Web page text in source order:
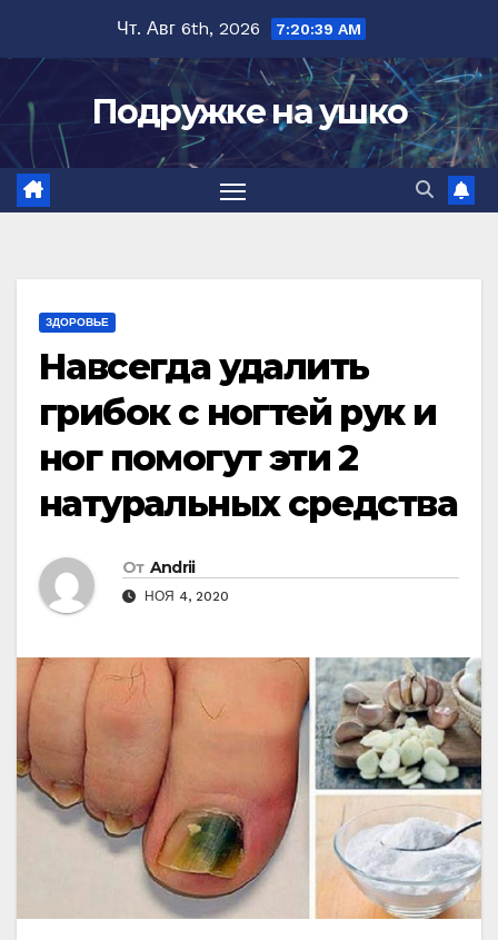
содержимому
Чт. Авг 6th, 2026 7:20:40 AM
Подружке на ушко
ЗДОРОВЬЕ
Навсегда удалить
грибок с ногтей рук и
ног помогут эти 2
натуральных средства
От Andrii
НОЯ 4, 2020